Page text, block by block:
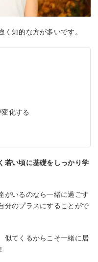
知的な方が多いです。
化する
若い頃に基礎をしっかり学
がいるのなら一緒に過ごす
分のプラスにすることがで
似てくるからこそ一緒に居